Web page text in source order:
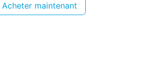
Acheter maintenant